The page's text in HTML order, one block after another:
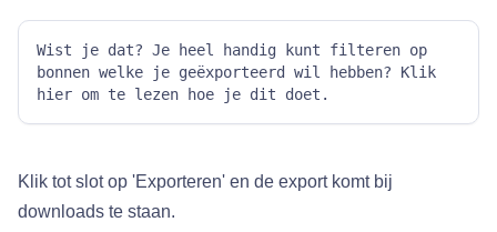
Wist je dat? Je heel handig kunt filteren op
bonnen welke je geëxporteerd wil hebben? Klik
hier om te lezen hoe je dit doet.
Klik tot slot op 'Exporteren' en de export komt bij
downloads te staan.